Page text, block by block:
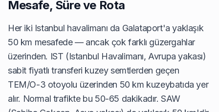
Mesafe, Süre ve Rota
Her iki Istanbul havalimanı da Galataport'a yaklaşık
50 km mesafede — ancak çok farklı güzergahlar
üzerinden. IST (Istanbul Havalimanı, Avrupa yakası)
sabit fiyatlı transferi kuzey semtlerden geçen
TEM/O-3 otoyolu üzerinden 50 km kuzeybatıda yer
alır. Normal trafikte bu 50-65 dakikadır. SAW